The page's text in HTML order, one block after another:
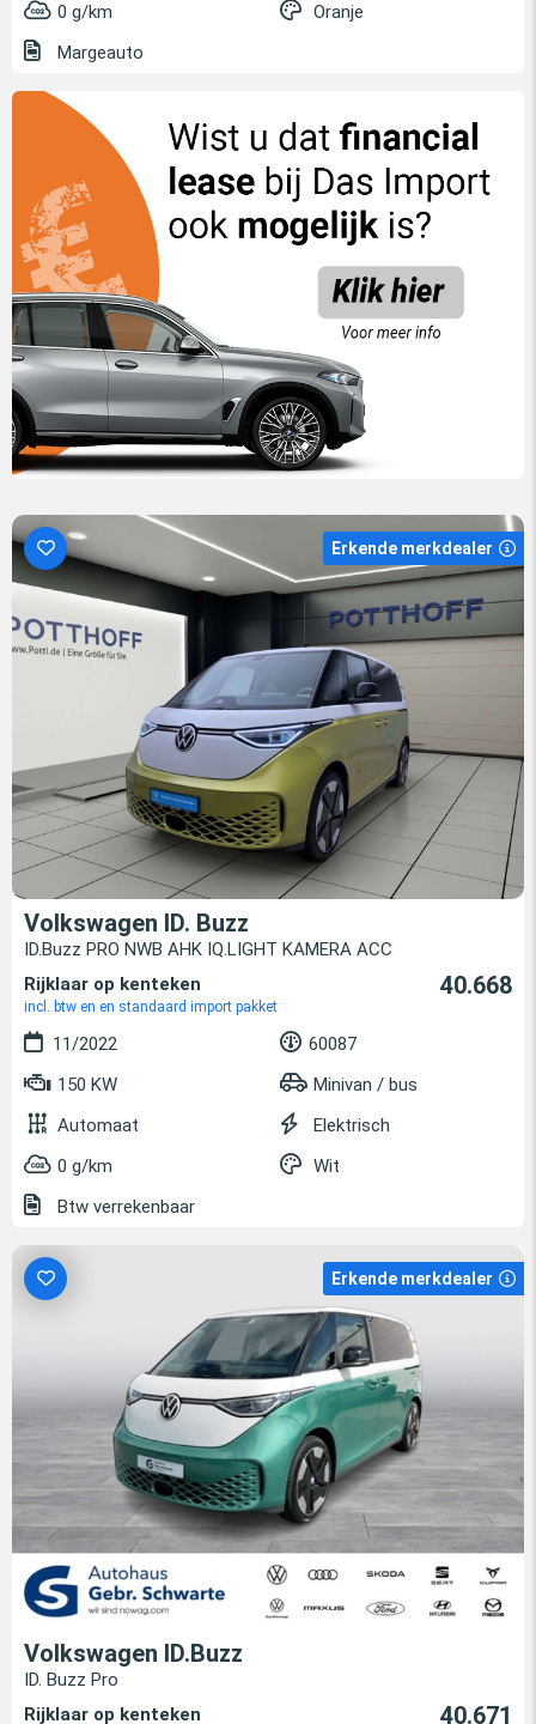
0 g/km
Oranje
Margeauto
Erkende merkdealer
Volkswagen ID. Buzz
ID.Buzz PRO NWB AHK IQ.LIGHT KAMERA ACC
Rijklaar op kenteken
incl. btw en en standaard import pakket
40.668
11/2022
60087
150 KW
Minivan / bus
Automaat
Elektrisch
0 g/km
Wit
Btw verrekenbaar
Erkende merkdealer
Volkswagen ID.Buzz
ID. Buzz Pro
Rijklaar op kenteken
40.671